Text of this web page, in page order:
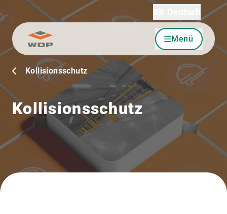
Zum Inhalt wechseln Menü
Kollisionsschutz
Kollisionsschutz